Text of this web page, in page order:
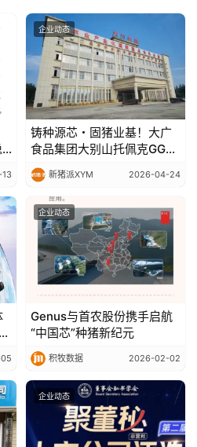
企业动态
铸种源芯・固猪业基！大广
食品集团大别山托佩克GGP
种猪场赋能中国生猪种业高
质量发展
新猪派XYM 2026-04-24
企业动态
Genus与首农股份携手启航
“中国芯”种猪新纪元
积牧数据 2026-02-02
企业动态